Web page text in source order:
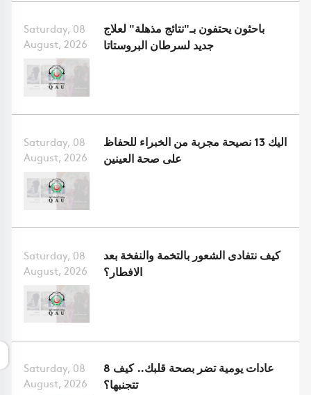
Saturday, 08
August, 2026
باحثون يحتفون بـ"نتائج مذهلة" لعلاج
جديد لسرطان البروستاتا
Saturday, 08
August, 2026
اليك 13 نصيحة مجربة من الخبراء للحفاظ
على صحة العينين
Saturday, 08
August, 2026
كيف نتفادى الشعور بالتخمة والنفخة بعد
الافطار؟
Saturday, 08
August, 2026
8 عادات يومية تضر بصحة قلبك.. كيف
تتجنبها؟